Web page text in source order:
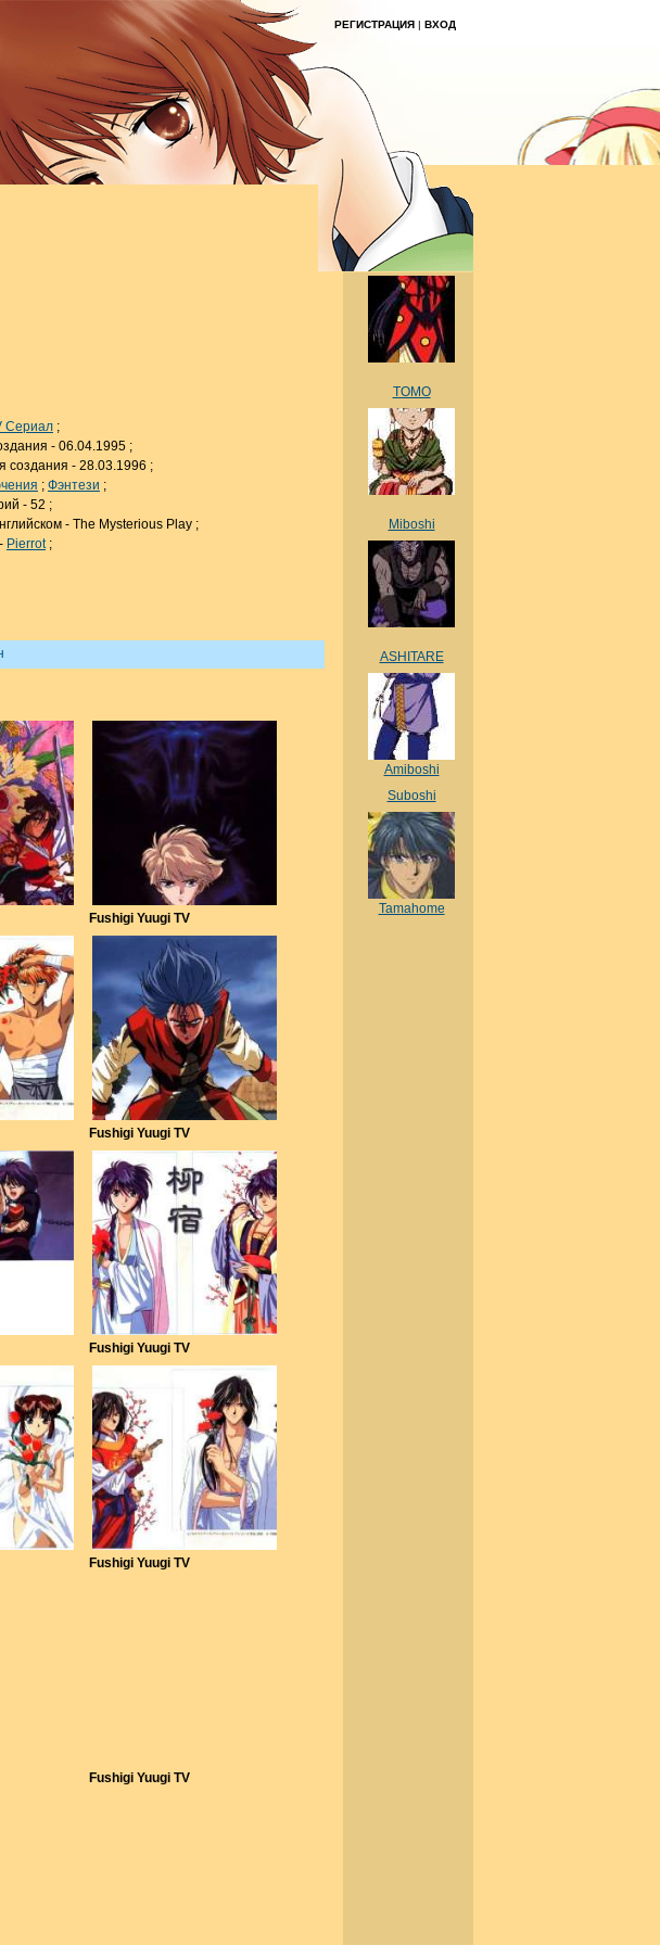
РЕГИСТРАЦИЯ | ВХОД
Сериал ;
- 06.04.1995 ;
создания - 28.03.1996 ;
; Фэнтези ;
- 52 ;
- The Mysterious Play ;
Pierrot;
Fushigi Yuugi TV
Fushigi Yuugi TV
Fushigi Yuugi TV
Fushigi Yuugi TV
Fushigi Yuugi TV
TOMO
Miboshi
ASHITARE
Amiboshi
Suboshi
Tamahome